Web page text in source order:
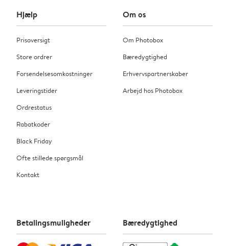
Hjælp
Prisoversigt
Store ordrer
Forsendelsesomkostninger
Leveringstider
Ordrestatus
Rabatkoder
Black Friday
Ofte stillede spørgsmål
Kontakt
Om os
Om Photobox
Bæredygtighed
Erhvervspartnerskaber
Arbejd hos Photobox
Betalingsmuligheder Bæredygtighed